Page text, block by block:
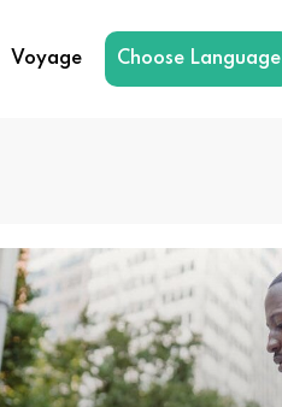
Voyage Choose Language